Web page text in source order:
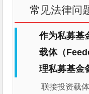
常见法律问
作为私募基
载体（
理私募基金
联接投资载